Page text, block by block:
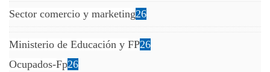
Sector comercio y marketing26
Ministerio de Educación y FP26
Ocupados-Fp26